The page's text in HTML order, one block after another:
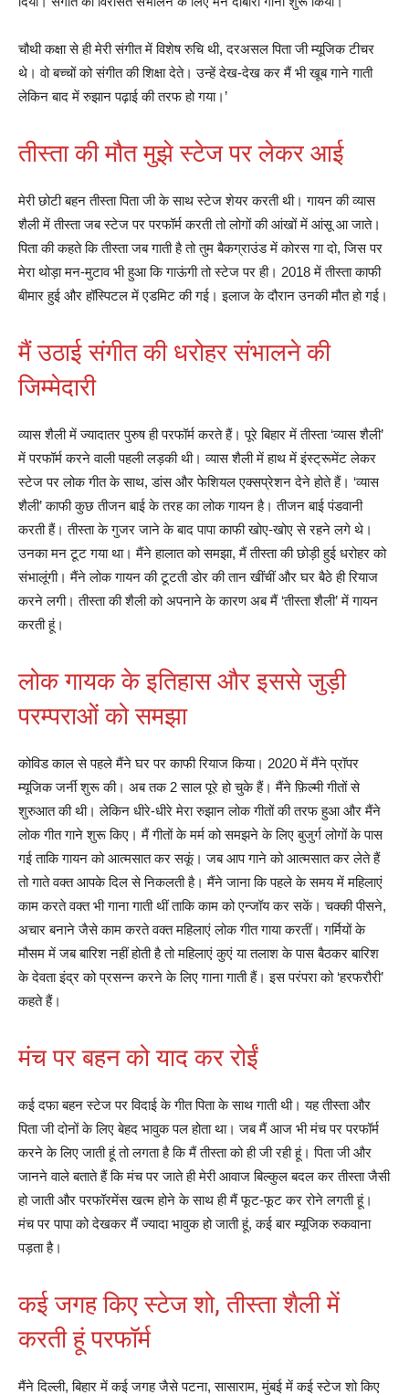
चौथी कक्षा से ही मेरी संगीत में विशेष रुचि थी, दरअसल पिता जी म्यूजिक टीचर
थे। वो बच्चों को संगीत की शिक्षा देते। उन्हें देख-देख कर मैं भी खूब गाने गाती
लेकिन बाद में रुझान पढ़ाई की तरफ हो गया।’
तीस्ता की मौत मुझे स्टेज पर लेकर आई
मेरी छोटी बहन तीस्ता पिता जी के साथ स्टेज शेयर करती थी। गायन की व्यास
शैली में तीस्ता जब स्टेज पर परफॉर्म करती तो लोगों की आंखों में आंसू आ जाते।
पिता की कहते कि तीस्ता जब गाती है तो तुम बैकग्राउंड में कोरस गा दो, जिस पर
मेरा थोड़ा मन-मुटाव भी हुआ कि गाऊंगी तो स्टेज पर ही। 2018 में तीस्ता काफी
बीमार हुई और हॉस्पिटल में एडमिट की गई। इलाज के दौरान उनकी मौत हो गई।
मैं उठाई संगीत की धरोहर संभालने की
जिम्मेदारी
व्यास शैली में ज्यादातर पुरुष ही परफॉर्म करते हैं। पूरे बिहार में तीस्ता ‘व्यास शैली’
में परफॉर्म करने वाली पहली लड़की थी। व्यास शैली में हाथ में इंस्ट्रूमेंट लेकर
स्टेज पर लोक गीत के साथ, डांस और फेशियल एक्सप्रेशन देने होते हैं। ‘व्यास
शैली’ काफी कुछ तीजन बाई के तरह का लोक गायन है। तीजन बाई पंडवानी
करती हैं। तीस्ता के गुजर जाने के बाद पापा काफी खोए-खोए से रहने लगे थे।
उनका मन टूट गया था। मैंने हालात को समझा, मैं तीस्ता की छोड़ी हुई धरोहर को
संभालूंगी। मैंने लोक गायन की टूटती डोर की तान खींचीं और घर बैठे ही रियाज
करने लगी। तीस्ता की शैली को अपनाने के कारण अब मैं ‘तीस्ता शैली’ में गायन
करती हूं।
लोक गायक के इतिहास और इससे जुड़ी
परम्पराओं को समझा
कोविड काल से पहले मैंने घर पर काफी रियाज किया। 2020 में मैंने प्रॉपर
म्यूजिक जर्नी शुरू की। अब तक 2 साल पूरे हो चुके हैं। मैंने फ़िल्मी गीतों से
शुरुआत की थी। लेकिन धीरे-धीरे मेरा रुझान लोक गीतों की तरफ हुआ और मैंने
लोक गीत गाने शुरू किए। मैं गीतों के मर्म को समझने के लिए बुजुर्ग लोगों के पास
गई ताकि गायन को आत्मसात कर सकूं। जब आप गाने को आत्मसात कर लेते हैं
तो गाते वक्त आपके दिल से निकलती है। मैंने जाना कि पहले के समय में महिलाएं
काम करते वक्त भी गाना गाती थीं ताकि काम को एन्जॉय कर सकें। चक्की पीसने,
अचार बनाने जैसे काम करते वक्त महिलाएं लोक गीत गाया करतीं। गर्मियों के
मौसम में जब बारिश नहीं होती है तो महिलाएं कुएं या तलाश के पास बैठकर बारिश
के देवता इंद्र को प्रसन्न करने के लिए गाना गाती हैं। इस परंपरा को ‘हरफरौरी’
कहते हैं।
मंच पर बहन को याद कर रोईं
कई दफा बहन स्टेज पर विदाई के गीत पिता के साथ गाती थी। यह तीस्ता और
पिता जी दोनों के लिए बेहद भावुक पल होता था। जब मैं आज भी मंच पर परफॉर्म
करने के लिए जाती हूं तो लगता है कि मैं तीस्ता को ही जी रही हूं। पिता जी और
जानने वाले बताते हैं कि मंच पर जाते ही मेरी आवाज बिल्कुल बदल कर तीस्ता जैसी
हो जाती और परफॉरमेंस खत्म होने के साथ ही मैं फूट-फूट कर रोने लगती हूं।
मंच पर पापा को देखकर मैं ज्यादा भावुक हो जाती हूं, कई बार म्यूजिक रुकवाना
पड़ता है।
कई जगह किए स्टेज शो, तीस्ता शैली में
करती हूं परफॉर्म
मैंने दिल्ली, बिहार में कई जगह जैसे पटना, सासाराम, मुंबई में कई स्टेज शो किए